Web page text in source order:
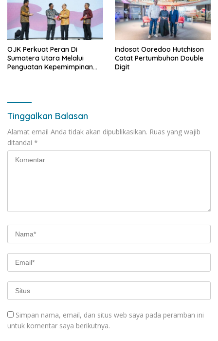
OJK Perkuat Peran Di
Sumatera Utara Melalui
Penguatan Kepemimpinan
Indosat Ooredoo Hutchison
Catat Pertumbuhan Double
Digit
Tinggalkan Balasan
Alamat email Anda tidak akan dipublikasikan. Ruas yang wajib
ditandai *
Simpan nama, email, dan situs web saya pada peramban ini
untuk komentar saya berikutnya.